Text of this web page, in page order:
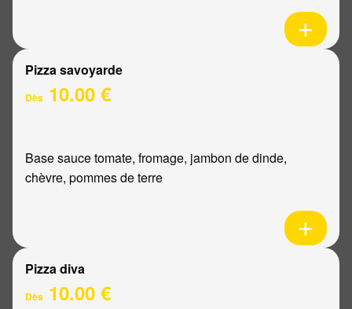
Pizza savoyarde
Dès 10.00 €
Base sauce tomate, fromage, jambon de dinde,
chèvre, pommes de terre
Pizza diva
Dès 10.00 €